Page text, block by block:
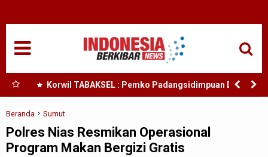
Korwil TABAKSEL : Pemko Padangsidimpuan Diduga
Abaikan Arahan Mendagri Terkait TKD
Beranda Sumut
Polres Nias Resmikan Operasional
Program Makan Bergizi Gratis
NASIONAL
SUMUT
TANJUNGBALAI